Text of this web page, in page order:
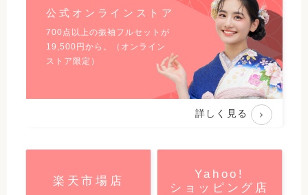
公式オンラインストア
700点以上の振袖フルセットが
19,500 円から。（オンライン
ストア限定）
詳しく見る
楽天市場店
Yahoo!
ショッピング店